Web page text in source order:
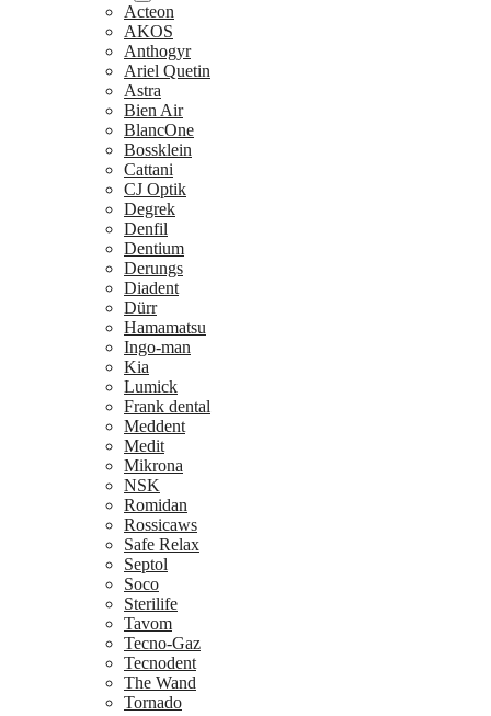
Acteon
AKOS
Anthogyr
Ariel Quetin
Astra
Bien Air
BlancOne
Bossklein
Cattani
CJ Optik
Degrek
Denfil
Dentium
Derungs
Diadent
Dürr
Hamamatsu
Ingo-man
Kia
Lumick
Frank dental
Meddent
Medit
Mikrona
NSK
Romidan
Rossicaws
Safe Relax
Septol
Soco
Sterilife
Tavom
Tecno-Gaz
Tecnodent
The Wand
Tornado